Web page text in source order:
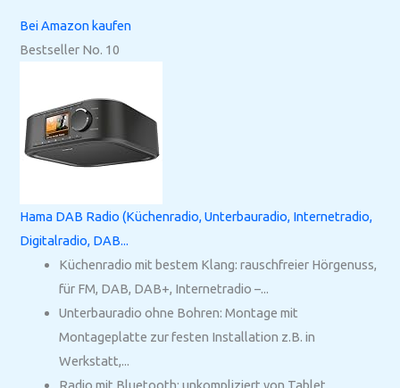
Bei Amazon kaufen
Bestseller No. 10
Hama DAB Radio (Küchenradio, Unterbauradio, Internetradio,
Digitalradio, DAB...
Küchenradio mit bestem Klang: rauschfreier Hörgenuss,
für FM, DAB, DAB+, Internetradio –...
Unterbauradio ohne Bohren: Montage mit
Montageplatte zur festen Installation z.B. in
Werkstatt,...